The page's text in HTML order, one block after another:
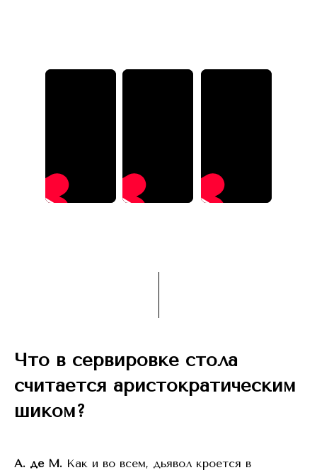
Что в сервировке стола
считается аристократическим
шиком?
А. де М. Как и во всем, дьявол кроется в